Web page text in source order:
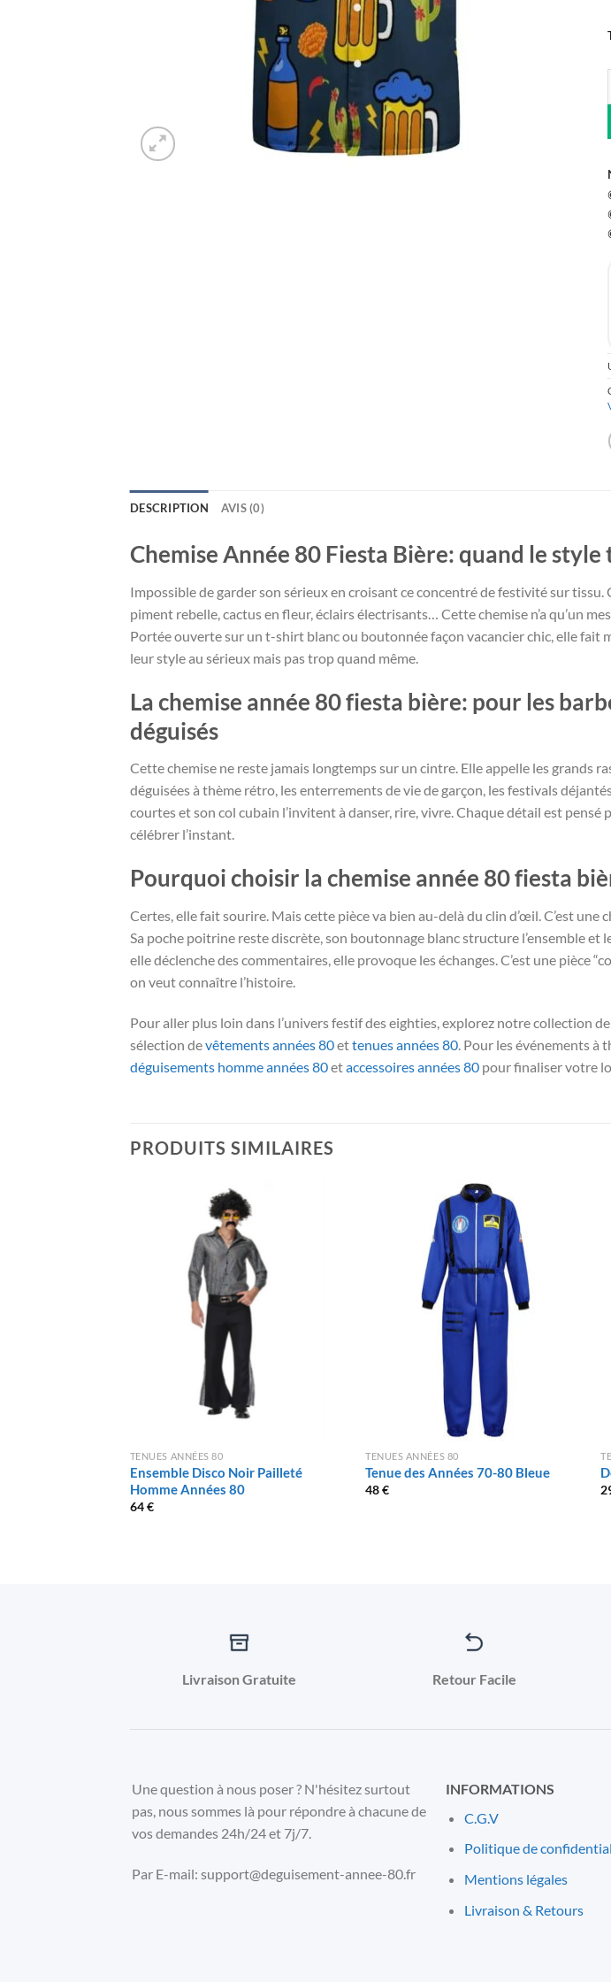
DESCRIPTION AVIS (0)
Chemise Année 80 Fiesta Bière: quand le
Impossible de garder son sérieux en croisant ce concentré de festivité sur
piment rebelle, cactus en fleur, éclairs électrisants… Cette chemise n’a qu’un
Portée ouverte sur un t-shirt blanc ou boutonnée façon vacancier chic, elle fait
leur style au sérieux mais pas trop quand même.
La chemise année 80 fiesta bière: pour les
déguisés
Cette chemise ne reste jamais longtemps sur un cintre. Elle appelle les grands
déguisées à thème rétro, les enterrements de vie de garçon, les festivals
courtes et son col cubain l’invitent à danser, rire, vivre. Chaque détail est
célébrer l’instant.
Pourquoi choisir la chemise année 80 fiesta
Certes, elle fait sourire. Mais cette pièce va bien au-delà du clin d’œil. C’est
Sa poche poitrine reste discrète, son boutonnage blanc structure l’ensemble
elle déclenche des commentaires, elle provoque les échanges. C’est une pièce
on veut connaître l’histoire.
Pour aller plus loin dans l’univers festif des eighties, explorez notre collection de
sélection devêtements années 80ettenues années 80. Pour les événements à
déguisements homme années 80etaccessoires années 80 pour finaliser votre
PRODUITS SIMILAIRES
TENUES ANNÉES 80
Ensemble Disco Noir Pailleté
Homme Années 80
64€
TENUES ANNÉES 80
Tenue des Années 70-80 Bleue
48€
Livraison Gratuite Retour Facile
Une question à nous poser ? N'hésitez surtout
pas, nous sommes là pour répondre à chacune de
vos demandes 24h/24 et 7j/7.
Par E-mail: support@deguisement-annee-80.fr
INFORMATIONS
C.G.V
Politique de
Mentions légales
Livraison & Retours